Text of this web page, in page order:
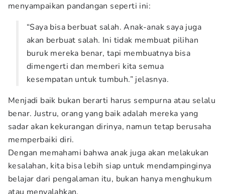
menyampaikan pandangan seperti ini:
“Saya bisa berbuat salah. Anak-anak saya juga
akan berbuat salah. Ini tidak membuat pilihan
buruk mereka benar, tapi membuatnya bisa
dimengerti dan memberi kita semua
kesempatan untuk tumbuh.” jelasnya.
Menjadi baik bukan berarti harus sempurna atau selalu
benar. Justru, orang yang baik adalah mereka yang
sadar akan kekurangan dirinya, namun tetap berusaha
memperbaiki diri.
Dengan memahami bahwa anak juga akan melakukan
kesalahan, kita bisa lebih siap untuk mendampinginya
belajar dari pengalaman itu, bukan hanya menghukum